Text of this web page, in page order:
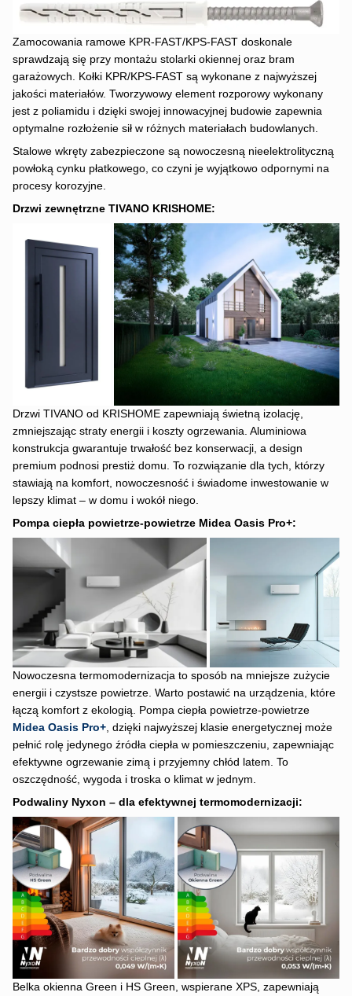
Zamocowania ramowe KPR-FAST/KPS-FAST doskonale
sprawdzają się przy montażu stolarki okiennej oraz bram
garażowych. Kołki KPR/KPS-FAST są wykonane z najwyższej
jakości materiałów. Tworzywowy element rozporowy wykonany
jest z poliamidu i dzięki swojej innowacyjnej budowie zapewnia
optymalne rozłożenie sił w różnych materiałach budowlanych.
Stalowe wkręty zabezpieczone są nowoczesną nieelektrolityczną
powłoką cynku płatkowego, co czyni je wyjątkowo odpornymi na
procesy korozyjne.
Drzwi zewnętrzne TIVANO KRISHOME:
Drzwi TIVANO od KRISHOME zapewniają świetną izolację,
zmniejszając straty energii i koszty ogrzewania. Aluminiowa
konstrukcja gwarantuje trwałość bez konserwacji, a design
premium podnosi prestiż domu. To rozwiązanie dla tych, którzy
stawiają na komfort, nowoczesność i świadome inwestowanie w
lepszy klimat – w domu i wokół niego.
Pompa ciepła powietrze-powietrze Midea Oasis Pro+:
Nowoczesna termomodernizacja to sposób na mniejsze zużycie
energii i czystsze powietrze. Warto postawić na urządzenia, które
łączą komfort z ekologią. Pompa ciepła powietrze-powietrze
Midea Oasis Pro+, dzięki najwyższej klasie energetycznej może
pełnić rolę jedynego źródła ciepła w pomieszczeniu, zapewniając
efektywne ogrzewanie zimą i przyjemny chłód latem. To
oszczędność, wygoda i troska o klimat w jednym.
Podwaliny Nyxon – dla efektywnej termomodernizacji:
Belka okienna Green i HS Green, wspierane XPS, zapewniają